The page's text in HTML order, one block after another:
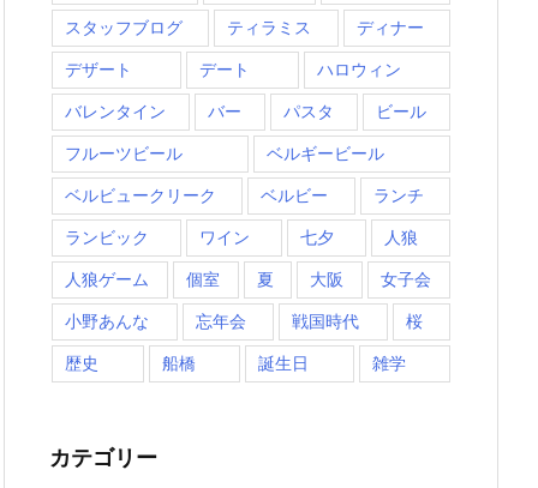
スタッフブログ ティラミス ディナー
デザート デート ハロウィン
バレンタイン バー パスタ ビール
フルーツビール ベルギービール
ベルビュークリーク ベルビー ランチ
ランビック ワイン 七夕 人狼
人狼ゲーム 個室 夏 大阪 女子会
小野あんな 忘年会 戦国時代 桜
歴史 船橋 誕生日 雑学
カテゴリー